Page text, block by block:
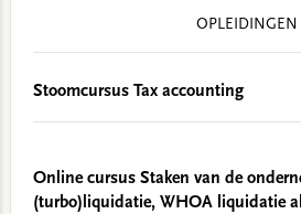
OPLEIDINGEN
Stoomcursus Tax accounting
Online cursus Staken van de
(turbo)liquidatie, WHOA liquidatie